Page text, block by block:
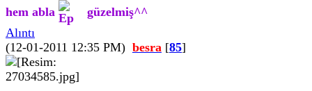
hem abla
güzelmiş^^
Alıntı
(12-01-2011 12:35 PM) besra [85]